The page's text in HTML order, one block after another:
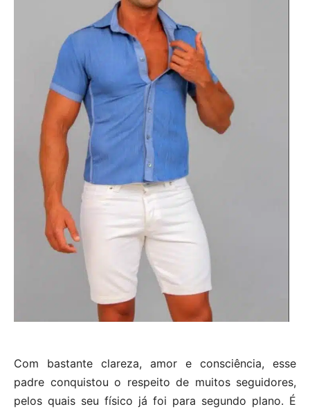
Com bastante clareza, amor e consciência, esse
padre conquistou o respeito de muitos seguidores,
pelos quais seu físico já foi para segundo plano. É